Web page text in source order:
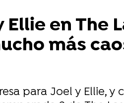
en The
más
para Joel y Ellie, y